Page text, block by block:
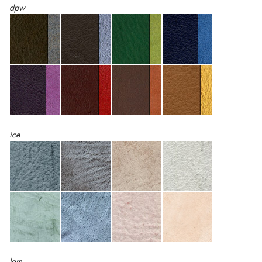
dpw
ice